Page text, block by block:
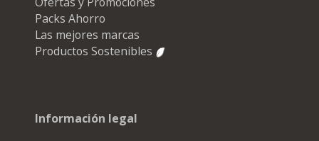
Packs Ahorro
Las mejores marcas
Productos Sostenibles
Información legal